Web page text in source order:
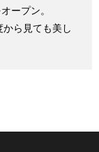
ープン。
ら見ても 美し